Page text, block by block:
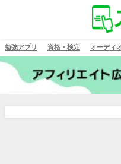
勉強アプリ 資格・検定 オーディ